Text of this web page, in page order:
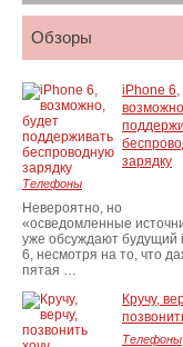
Обзоры
iPhone 6,
зарядку
Телефоны
Невероятно, но
«осведомленные
уже обсуждают будущий
6, несмотря на то, что
пятая …
Кручу,
Телефоны